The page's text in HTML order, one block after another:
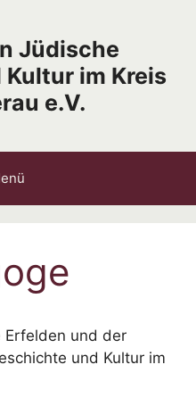
Jüdische
im Kreis
e.V.
Erfelden und der
und Kultur im